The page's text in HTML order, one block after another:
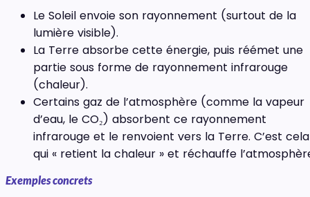
Le Soleil envoie son rayonnement (surtout de la
lumière visible).
La Terre absorbe cette énergie, puis réémet une
partie sous forme de rayonnement infrarouge
(chaleur).
Certains gaz de l’atmosphère (comme la vapeur
d’eau, le CO₂) absorbent ce rayonnement
infrarouge et le renvoient vers la Terre. C’est cela
qui « retient la chaleur » et réchauffe
Exemples concrets